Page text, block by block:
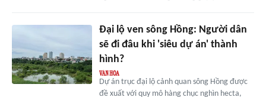
Đại lộ ven sông Hồng: Người dân
sẽ đi đâu khi 'siêu dự án' thành
hình?
Dự án trục đại lộ cảnh quan sông Hồng được
đề xuất với quy mô hàng chục nghìn hecta,